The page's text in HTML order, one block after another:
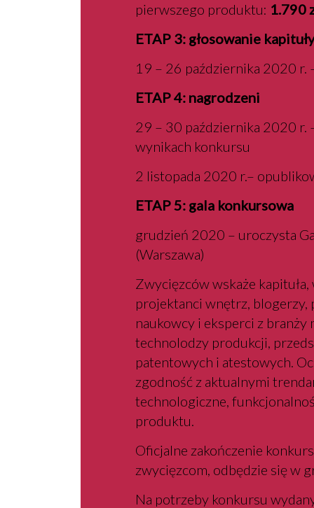
pierwszego produktu: 1.790
ETAP 3: głosowanie kapituły
19 – 26 października 2020 r.
ETAP 4: nagrodzeni
29 – 30 października 2020 r.
wynikach konkursu
2 listopada 2020 r.–
ETAP 5: gala konkursowa
grudzień 2020 – uroczysta
(Warszawa)
Zwycięzców wskaże
projektanci wnętrz, blogerzy,
naukowcy i eksperci z
technolodzy produkcji,
patentowych i atestowych.
zgodność z aktualnymi
technologiczne,
produktu.
Oficjalne zakończenie
zwycięzcom, odbędzie się w
Na potrzeby konkursu